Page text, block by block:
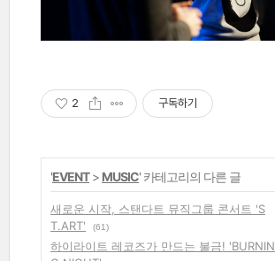
2 구독하기
'EVENT> MUSIC' 카테고리의 다른 글
새로운 시작, 스탠다트 뮤직그룹 콘서트 'S
T.ART'
(61)
하이라이트 레코즈가 만드는 불금! 'BURNIN